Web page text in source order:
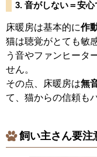
3. 音がしない＝安
床暖房は基本的に作
猫は聴覚がとても敏
う音やファンヒータ
せん。
その点、床暖房は無
て、猫からの信頼も
飼い主さん要注